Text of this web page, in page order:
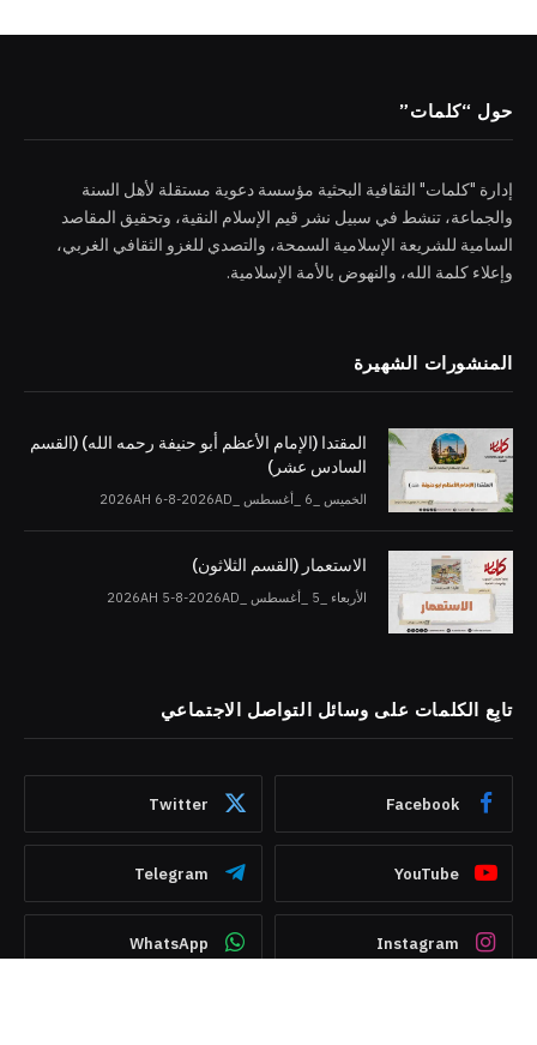
حول “كلمات”
إدارة "كلمات" الثقافية البحثية مؤسسة دعوية مستقلة لأهل السنة
والجماعة، تنشط في سبيل نشر قيم الإسلام النقية، وتحقيق المقاصد
السامية للشريعة الإسلامية السمحة، والتصدي للغزو الثقافي الغربي،
وإعلاء كلمة الله، والنهوض بالأمة الإسلامية.
المنشورات الشهيرة
المقتدا (الإمام الأعظم أبو حنيفة رحمه الله) (القسم
السادس عشر)
الخميس _6 _أغسطس _2026AH 6-8-2026AD
الاستعمار (القسم الثلاثون)
الأربعاء _5 _أغسطس _2026AH 5-8-2026AD
تابِع الكلمات على وسائل التواصل الاجتماعي
Facebook
Twitter
YouTube
Telegram
Instagram
WhatsApp